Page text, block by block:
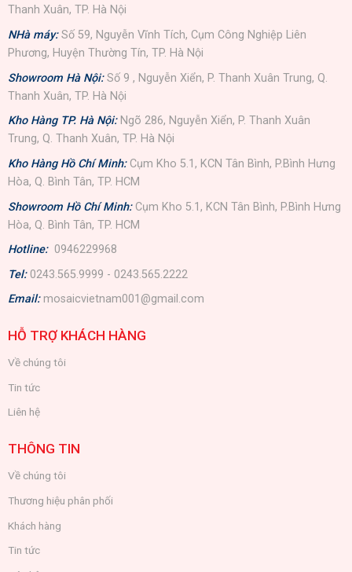
Thanh Xuân, TP. Hà Nội
NHà máy: Số 59, Nguyễn Vĩnh Tích, Cụm Công Nghiệp Liên
Phương, Huyện Thường Tín, TP. Hà Nội
Showroom Hà Nội: Số 9 , Nguyễn Xiển, P. Thanh Xuân Trung, Q.
Thanh Xuân, TP. Hà Nội
Kho Hàng TP. Hà Nội: Ngõ 286, Nguyễn Xiển, P. Thanh Xuân
Trung, Q. Thanh Xuân, TP. Hà Nội
Kho Hàng Hồ Chí Minh: Cụm Kho 5.1, KCN Tân Bình, P.Bình Hưng
Hòa, Q. Bình Tân, TP. HCM
Showroom Hồ Chí Minh: Cụm Kho 5.1, KCN Tân Bình, P.Bình Hưng
Hòa, Q. Bình Tân, TP. HCM
Hotline: 0946229968
Tel: 0243.565.9999 - 0243.565.2222
Email: mosaicvietnam001@gmail.com
HỖ TRỢ KHÁCH HÀNG
Về chúng tôi
Tin tức
Liên hệ
THÔNG TIN
Về chúng tôi
Thương hiệu phân phối
Khách hàng
Tin tức